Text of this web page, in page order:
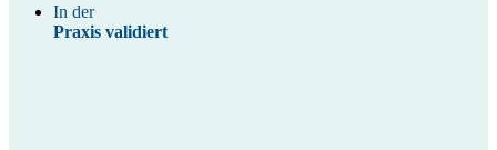
In der
Praxis validiert